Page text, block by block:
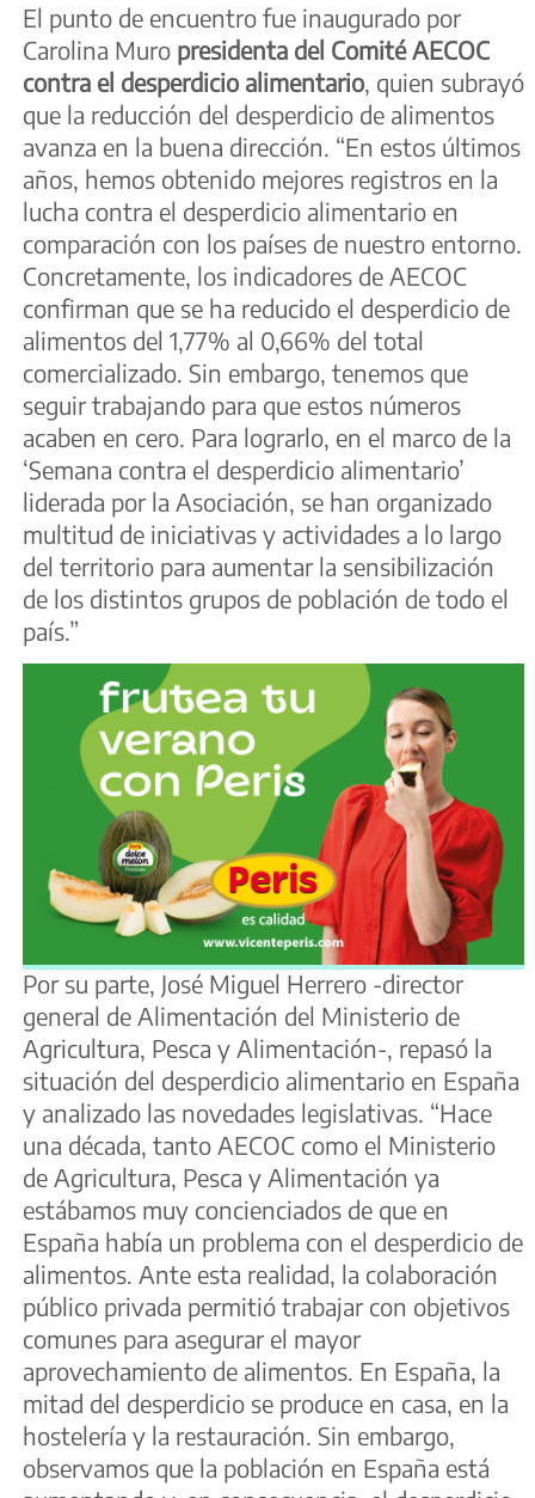
El punto de encuentro fue inaugurado por
Carolina Muro presidenta del Comité AECOC
contra el desperdicio alimentario , quien subrayó
que la reducción del desperdicio de alimentos
avanza en la buena dirección. “En estos últimos
años, hemos obtenido mejores registros en la
lucha contra el desperdicio alimentario en
comparación con los países de nuestro entorno.
Concretamente, los indicadores de AECOC
confirman que se ha reducido el desperdicio de
alimentos del 1,77% al 0,66% del total
comercializado. Sin embargo, tenemos que
seguir trabajando para que estos números
acaben en cero. Para lograrlo, en el marco de la
‘Semana contra el desperdicio alimentario’
liderada por la Asociación, se han organizado
multitud de iniciativas y actividades a lo largo
del territorio para aumentar la sensibilización
de los distintos grupos de población de todo el
país.”
Por su parte, José Miguel Herrero -director
general de Alimentación del Ministerio de
Agricultura, Pesca y Alimentación-, repasó la
situación del desperdicio alimentario en España
y analizado las novedades legislativas. “Hace
una década, tanto AECOC como el Ministerio
de Agricultura, Pesca y Alimentación ya
estábamos muy concienciados de que en
España había un problema con el desperdicio de
alimentos. Ante esta realidad, la colaboración
público privada permitió trabajar con objetivos
comunes para asegurar el mayor
aprovechamiento de alimentos. En España, la
mitad del desperdicio se produce en casa, en la
hostelería y la restauración. Sin embargo,
observamos que la población en España está